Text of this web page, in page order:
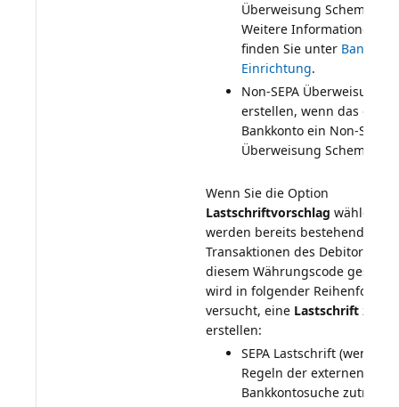
Überweisung Schema
Weitere Informationen
finden Sie unter
Einrichtung
Non-SEPA Überweisung
erstellen, wenn das
Bankkonto ein Non-SEPA
Überweisung Schema hat.
Wenn Sie die Option
Lastschriftvorschlag wählen,
werden bereits bestehende
Transaktionen des Debitors mit
diesem Währungscode
wird in folgender Reihenfolge
versucht, eine Lastschrift zu
SEPA Lastschrift (wenn die
Regeln der externen
Bankkontosuche